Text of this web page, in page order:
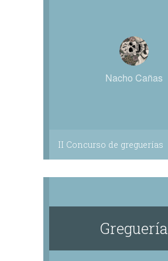
Nacho Cañas
II Concurso de greguerías
Greguería